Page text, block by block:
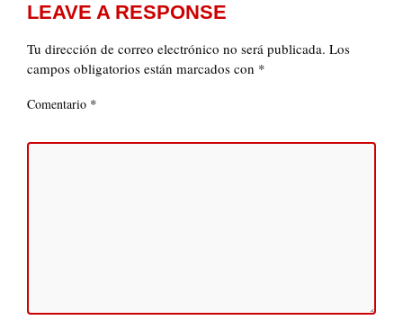
LEAVE A RESPONSE
Tu dirección de correo electrónico no será publicada. Los
campos obligatorios están marcados con *
Comentario *